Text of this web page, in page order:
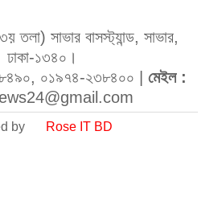
তলা) সাভার বাসস্ট্যান্ড, সাভার,
ঢাকা-১৩৪০।
০১৯৭৪-২৩৮৪০০ | মেইল :
by Rose IT BD